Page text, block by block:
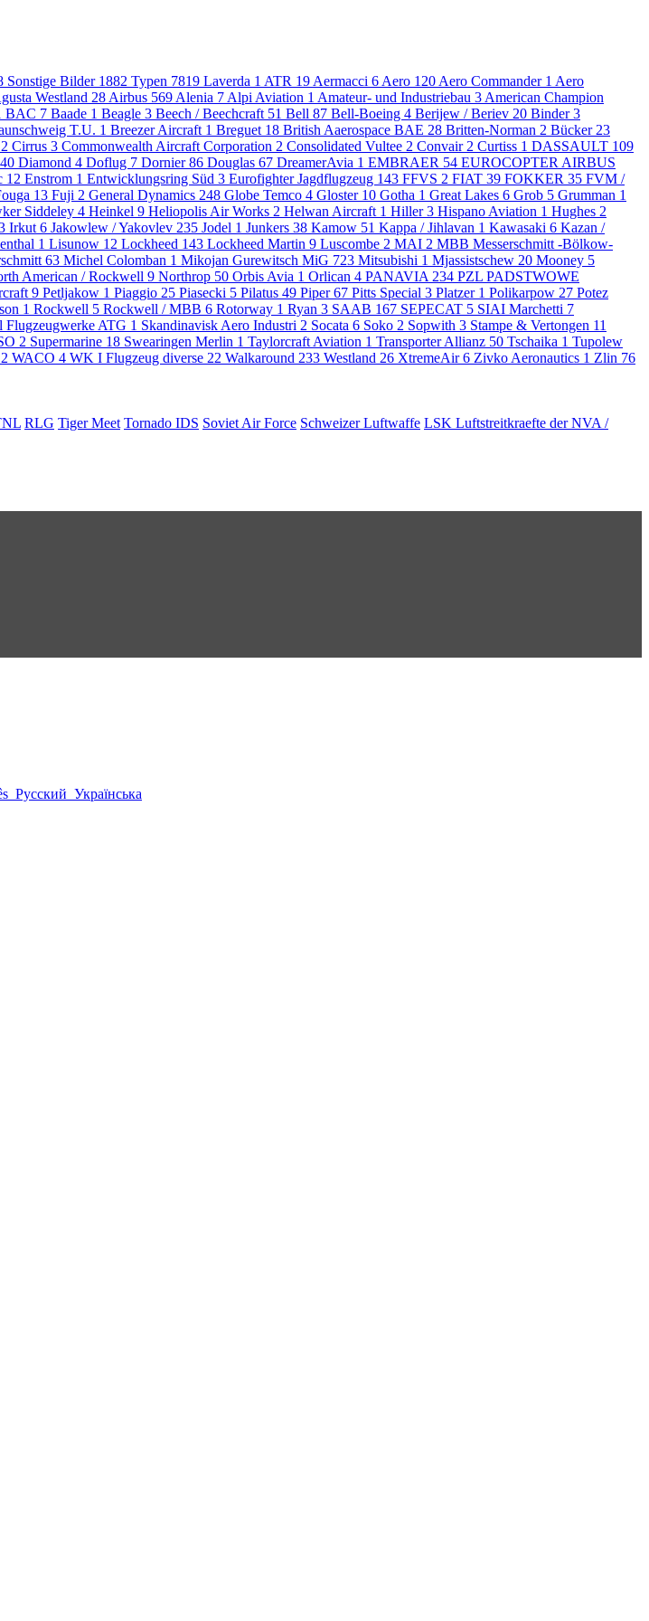
Sonstige Bilder 1882 Typen 7819 Laverda 1 ATR 19 Aermacci 6 Aero 120 Aero Commander 1 Aero
Westland 28 Airbus 569 Alenia 7 Alpi Aviation 1 Amateur- und Industriebau 3 American Champion
BAC 7 Baade 1 Beagle 3 Beech / Beechcraft 51 Bell 87 Bell-Boeing 4 Berijew / Beriev 20 Binder3
T.U. 1 Breezer Aircraft 1 Breguet 18 British Aaerospace BAE 28 Britten-Norman 2 Bücker 23
2 Cirrus 3 Commonwealth Aircraft Corporation 2 Consolidated Vultee 2 Convair 2 Curtiss 1 DASSAULT 109
40 Diamond 4 Doflug 7 Dornier86 Douglas 67 DreamerAvia 1 EMBRAER 54 EUROCOPTER AIRBUS
12 Enstrom 1 Entwicklungsring Süd 3 Eurofighter Jagdflugzeug 143 FFVS 2 FIAT 39 FOKKER 35 FVM /
13 Fuji 2 General Dynamics 248 Globe Temco 4 Gloster 10 Gotha 1 Great Lakes 6 Grob 5 Grumman 1
Siddeley 4 Heinkel 9 Heliopolis Air Works 2 Helwan Aircraft 1 Hiller3 Hispano Aviation 1 Hughes 2
Irkut 6 Jakowlew / Yakovlev 235 Jodel 1 Junkers 38 Kamow 51 Kappa / Jihlavan 1 Kawasaki 6 Kazan /
1 Lisunow 12 Lockheed 143 Lockheed Martin 9 Luscombe 2 MAI 2 MBB Messerschmitt -Bölkow-
63 Michel Colomban 1 Mikojan Gurewitsch MiG 723 Mitsubishi 1 Mjassistschew 20 Mooney 5
American / Rockwell 9 Northrop 50 Orbis Avia 1 Orlican 4 PANAVIA 234 PZL PADSTWOWE
9 Petljakow 1 Piaggio 25 Piasecki 5 Pilatus 49 Piper67 Pitts Special 3 Platzer 1 Polikarpow 27 Potez
1 Rockwell 5 Rockwell / MBB 6 Rotorway 1 Ryan 3 SAAB 167 SEPECAT 5 SIAI Marchetti 7
Flugzeugwerke ATG 1 Skandinavisk Aero Industri 2 Socata 6 Soko 2 Sopwith 3 Stampe & Vertongen 11
2 Supermarine 18 Swearingen Merlin 1 Taylorcraft Aviation 1 Transporter Allianz 50 Tschaika 1 Tupolew
2 WACO 4 WK I Flugzeug diverse 22 Walkaround 233 Westland 26 XtremeAir6 Zivko Aeronautics 1 Zlin 76
RLG Tiger Meet Tornado IDS Soviet Air Force Schweizer Luftwaffe LSK Luftstreitkraefte der NVA /
Русский Українська